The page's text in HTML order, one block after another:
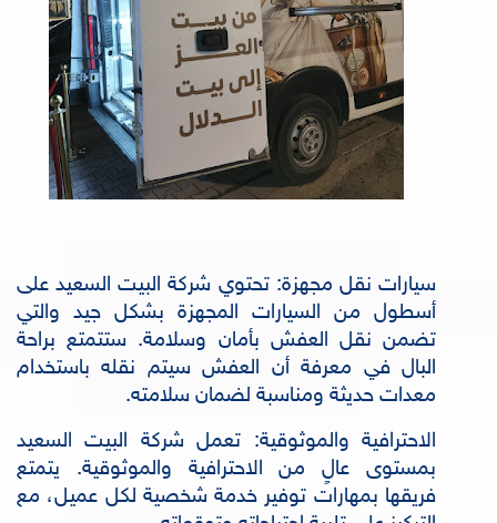
سيارات نقل مجهزة: تحتوي شركة البيت السعيد على
أسطول من السيارات المجهزة بشكل جيد والتي
تضمن نقل العفش بأمان وسلامة. ستتمتع براحة
البال في معرفة أن العفش سيتم نقله باستخدام
معدات حديثة ومناسبة لضمان سلامته.
الاحترافية والموثوقية: تعمل شركة البيت السعيد
بمستوى عالٍ من الاحترافية والموثوقية. يتمتع
فريقها بمهارات توفير خدمة شخصية لكل عميل، مع